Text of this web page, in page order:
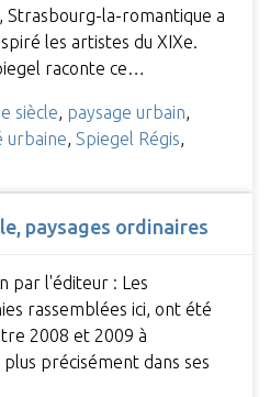
Strasbourg-la-romantique a
les artistes du XIXe.
raconte ce…
siècle, paysage urbain,
urbaine, Spiegel Régis,
paysages ordinaires
par l'éditeur : Les
rassemblées ici, ont été
2008 et 2009 à
précisément dans ses